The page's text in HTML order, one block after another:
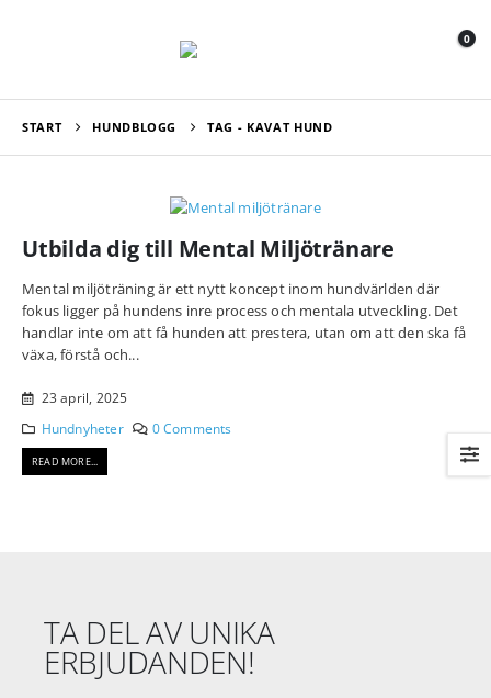
0
START HUNDBLOGG TAG - KAVAT HUND
Utbilda dig till Mental Miljötränare
Mental miljöträning är ett nytt koncept inom hundvärlden där
fokus ligger på hundens inre process och mentala utveckling. Det
handlar inte om att få hunden att prestera, utan om att den ska få
växa, förstå och...
23 april, 2025
Hundnyheter
0 Comments
READ MORE...
TA DEL AV UNIKA
ERBJUDANDEN!